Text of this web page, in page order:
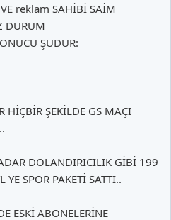
reklam SAHİBİ SAİM
DURUM
ŞUDUR:
HİÇBİR ŞEKİLDE GS MAÇI
DOLANDIRICILIK GİBİ 199
SPOR PAKETİ SATTI..
ESKİ ABONELERİNE